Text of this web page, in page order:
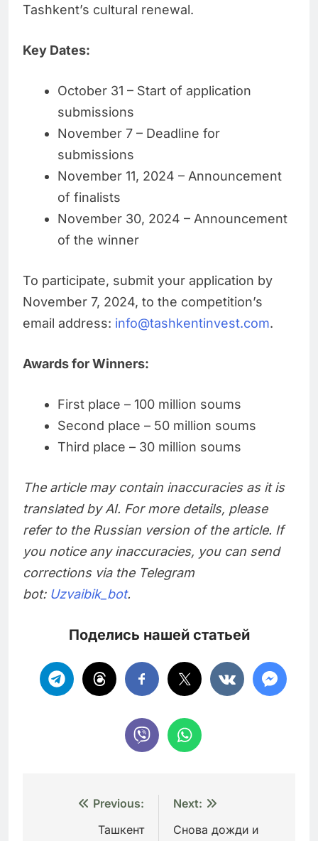
Tashkent’s cultural renewal.
Key Dates:
October 31 – Start of application
submissions
November 7 – Deadline for
submissions
November 11, 2024 – Announcement
of finalists
November 30, 2024 – Announcement
of the winner
To participate, submit your application by
November 7, 2024, to the competition’s
email address: info@tashkentinvest.com.
Awards for Winners:
First place – 100 million soums
Second place – 50 million soums
Third place – 30 million soums
The article may contain inaccuracies as it is
translated by AI. For more details, please
refer to the Russian version of the article. If
you notice any inaccuracies, you can send
corrections via the Telegram
bot: Uzvaibik_bot.
Поделись нашей статьей
Навигация
Previous:
Ташкент
Next:
Снова дожди и